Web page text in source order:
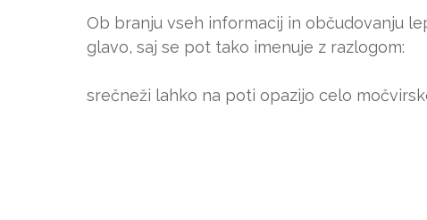
Ob branju vseh informacij in občudovanju
glavo, saj se pot tako imenuje z razlogom:
srečneži lahko na poti opazijo celo